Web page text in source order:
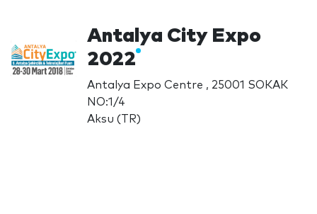
Antalya City Expo
2022
Antalya Expo Centre , 25001 SOKAK
NO:1/4
Aksu (TR)